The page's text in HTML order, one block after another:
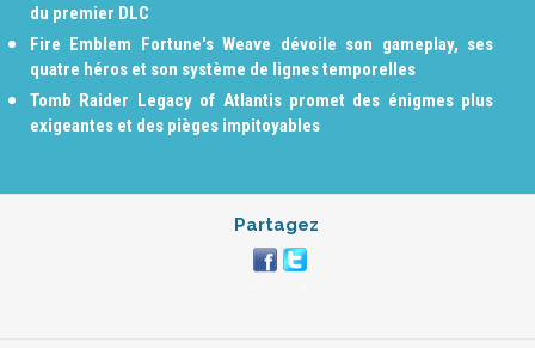
du premier DLC
Fire Emblem Fortune's Weave dévoile son gameplay, ses
quatre héros et son système de lignes temporelles
Tomb Raider Legacy of Atlantis promet des énigmes plus
exigeantes et des pièges impitoyables
Partagez